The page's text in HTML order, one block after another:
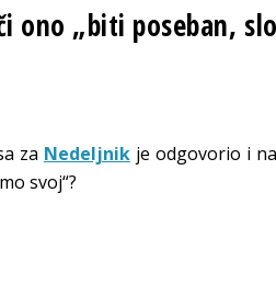
ono „biti poseban,
za Nedeljnikje odgovorio i
svoj“?